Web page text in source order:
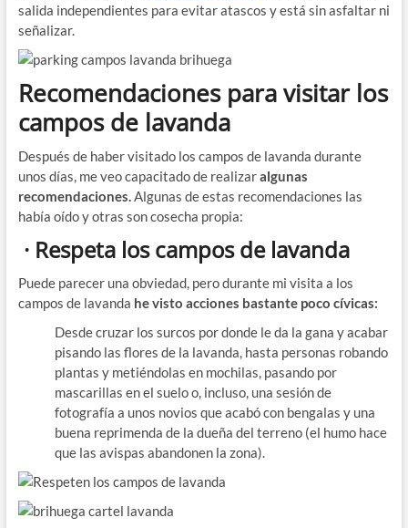
salida independientes para evitar atascos y está sin asfaltar ni
señalizar.
Recomendaciones para visitar los
campos de lavanda
Después de haber visitado los campos de lavanda durante
unos días, me veo capacitado de realizaralgunas
recomendaciones.Algunas de estas recomendaciones las
había oído y otras son cosecha propia:
· Respeta los campos de lavanda
Puede parecer una obviedad, pero durante mi visita a los
campos de lavanda he visto acciones bastante poco cívicas:
Desde cruzar los surcos por donde le da la gana y acabar
pisando las flores de la lavanda, hasta personas robando
plantas y metiéndolas en mochilas, pasando por
mascarillas en el suelo o, incluso, una sesión de
fotografía a unos novios que acabó con bengalas y una
buena reprimenda de la dueña del terreno (el humo hace
que las avispas abandonen la zona).